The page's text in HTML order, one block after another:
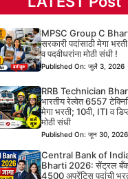
MPSC Group C
सरकारी पदांसाठी मेगा
व पदवीधरांना मोठी संधी !
Published On: जुलै 3, 2026
RRB Technician
भारतीय रेल्वेत 6557
मेगा भरती; 10वी, ITI व
मोठी संधी
Published On: जून 30, 2026
Central Bank of
Bharti 2026: सेंट्रल
4500 अप्रेंटिस पदांची